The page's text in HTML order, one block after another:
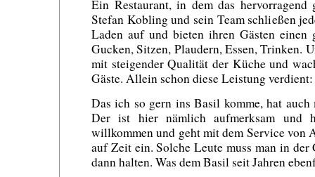
Ein Restaurant, in dem das
Stefan Kobling und sein Team schließen
Laden auf und bieten ihren Gästen einen
Gucken, Sitzen, Plaudern, Essen, Trinken.
mit steigender Qualität der Küche und
Gäste. Allein schon diese Leistung verdient:
Das ich so gern ins Basil komme, hat
Der ist hier nämlich aufmerksam und
willkommen und geht mit dem Service von
auf Zeit ein. Solche Leute muss man in der
dann halten. Was dem Basil seit Jahren